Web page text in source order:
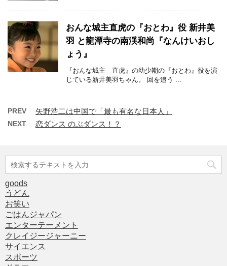
おんな城主直虎の『おとわ』役 新井美
羽 と龍潭寺の南渓和尚『なんけいおし
ょう』
『おんな城主 直虎』の幼少期の『おとわ』役を演
じている新井美羽ちゃん。 回を追う ...
PREV 矢野浩二は中国で「最も有名な日本人」
NEXT 恋ダンス のぶダンス！？
goods
うどん
お笑い
ごはんジャパン
エンターテーメント
クレイジージャーニー
サイエンス
スポーツ